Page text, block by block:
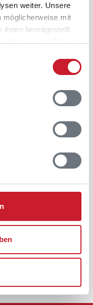
weiter. Unsere
möglicherweise mit
ihnen bereitgestellt
Nutzung der Dienste